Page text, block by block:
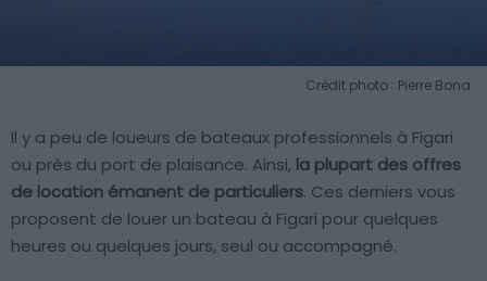
Crédit photo : Pierre Bona
Il y a peu de loueurs de bateaux professionnels à Figari
ou près du port de plaisance. Ainsi, la plupart des offres
de location émanent de particuliers. Ces derniers vous
proposent de louer un bateau à Figari pour quelques
heures ou quelques jours, seul ou accompagné.